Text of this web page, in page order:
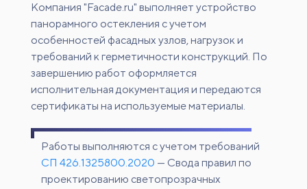
Компания "Facade.ru" выполняет устройство
панорамного остекления с учетом
особенностей фасадных узлов, нагрузок и
требований к герметичности конструкций. По
завершению работ оформляется
исполнительная документация и передаются
сертификаты на используемые материалы.
Работы выполняются с учетом требований
СП 426.1325800.2020 — Свода правил по
проектированию светопрозрачных